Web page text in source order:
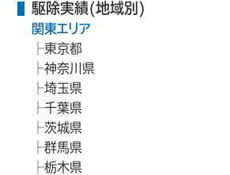
駆除実績(地域別)
関東エリア
東京都
神奈川県
埼玉県
千葉県
茨城県
群馬県
栃木県